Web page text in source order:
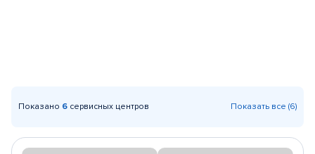
Показано 6 сервисных центров Показать все (6)